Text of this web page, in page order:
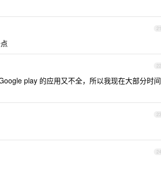
21
22
play 的应用又不全，所以我现在大部分时间
23
24